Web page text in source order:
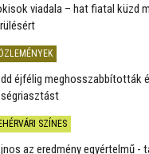
viadala – hat fiatal küzd
éjfélig meghosszabbították
SZÍNES
az eredmény egyértelmű -